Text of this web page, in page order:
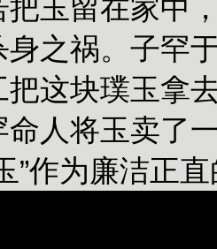
把玉留在家中
之祸。子罕
把这块璞玉拿
人将玉卖了
”作为廉洁正